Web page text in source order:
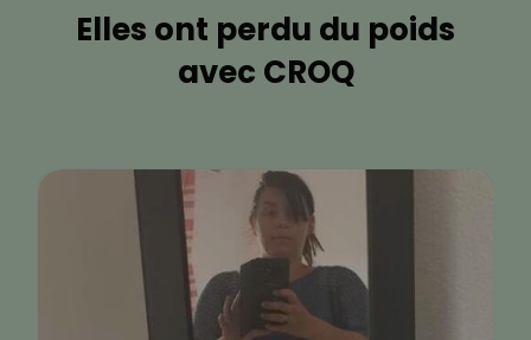
Elles ont perdu du poids
avec CROQ